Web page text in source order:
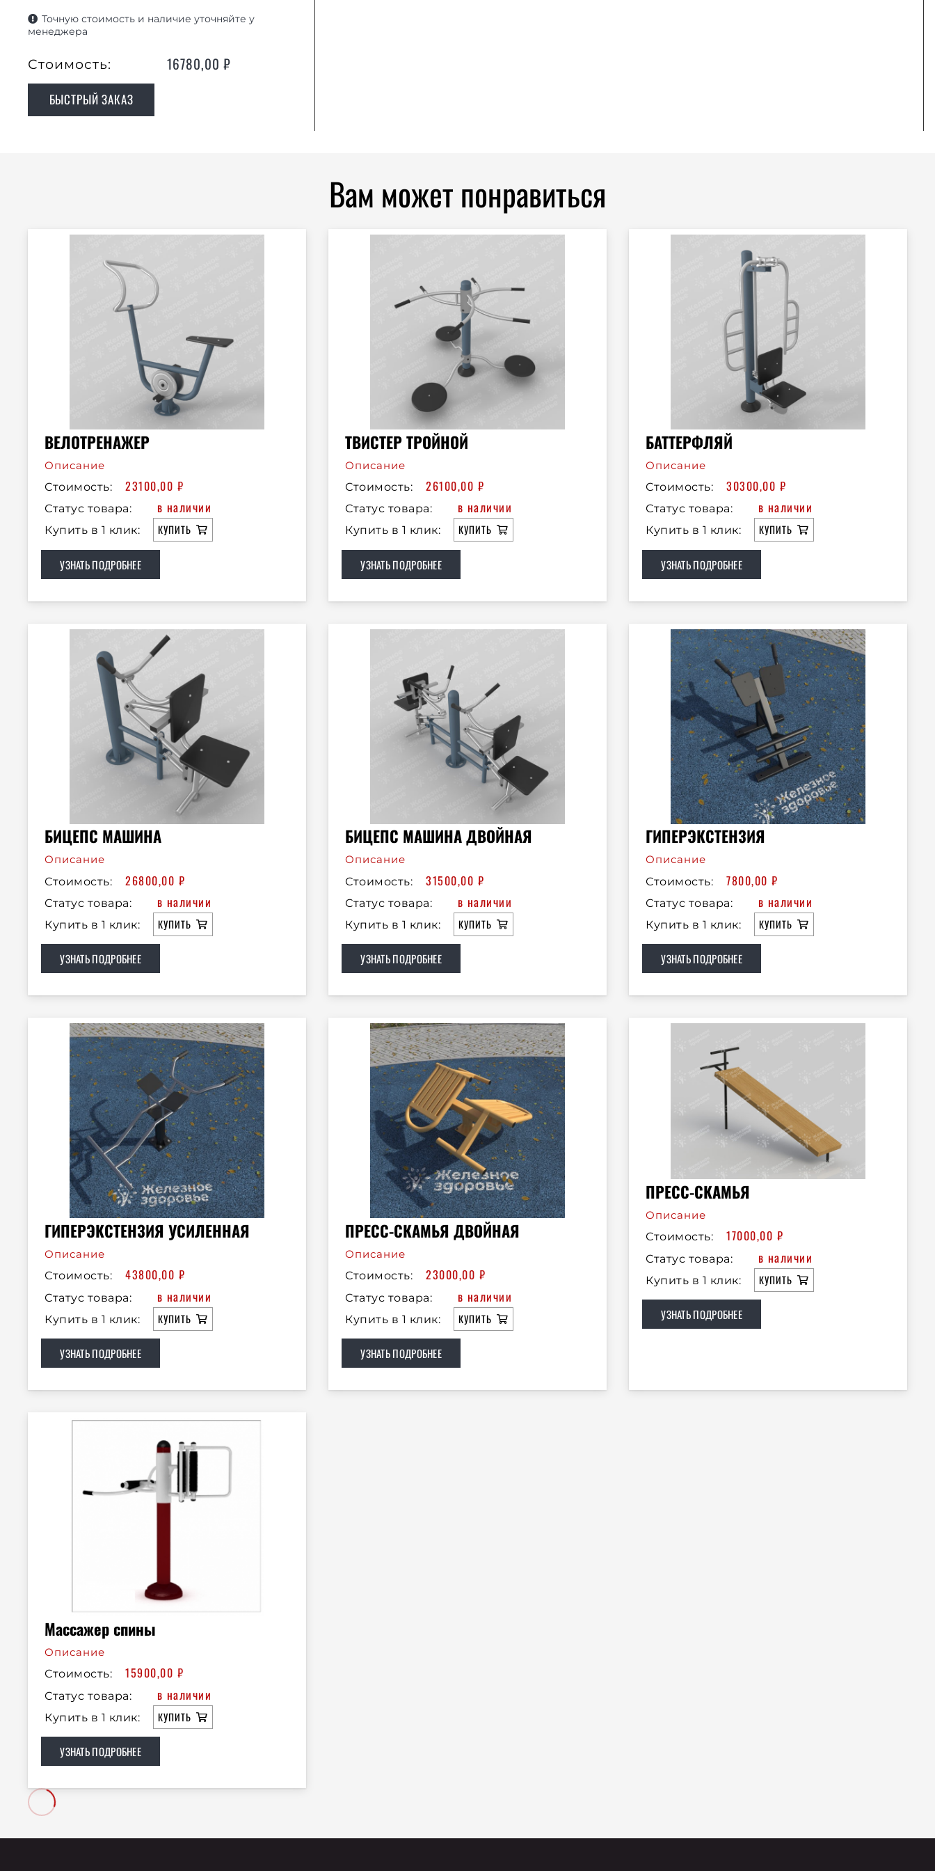
Точную стоимость и наличие уточняйте у
менеджера
Стоимость: 16780,00 ₽
БЫСТРЫЙ ЗАКАЗ
Вам может понравиться
ВЕЛОТРЕНАЖЕР
Описание
Стоимость:
23100,00 ₽
Статус товара: в наличии
Купить в 1 клик: КУПИТЬ
УЗНАТЬ ПОДРОБНЕЕ
ТВИСТЕР ТРОЙНОЙ
Описание
Стоимость:
26100,00 ₽
Статус товара: в наличии
Купить в 1 клик: КУПИТЬ
УЗНАТЬ ПОДРОБНЕЕ
БАТТЕРФЛЯЙ
Описание
Стоимость:
30300,00 ₽
Статус товара: в наличии
Купить в 1 клик: КУПИТЬ
УЗНАТЬ ПОДРОБНЕЕ
БИЦЕПС МАШИНА
Описание
Стоимость:
26800,00 ₽
Статус товара: в наличии
Купить в 1 клик: КУПИТЬ
УЗНАТЬ ПОДРОБНЕЕ
БИЦЕПС МАШИНА ДВОЙНАЯ
Описание
Стоимость:
31500,00 ₽
Статус товара: в наличии
Купить в 1 клик: КУПИТЬ
УЗНАТЬ ПОДРОБНЕЕ
ГИПЕРЭКСТЕНЗИЯ
Описание
Стоимость:
7800,00₽
Статус товара: в наличии
Купить в 1 клик: КУПИТЬ
УЗНАТЬ ПОДРОБНЕЕ
ГИПЕРЭКСТЕНЗИЯ УСИЛЕННАЯ
Описание
Стоимость:
43800,00 ₽
Статус товара: в наличии
Купить в 1 клик: КУПИТЬ
УЗНАТЬ ПОДРОБНЕЕ
ПРЕСС-СКАМЬЯ ДВОЙНАЯ
Описание
Стоимость:
23000,00 ₽
Статус товара: в наличии
Купить в 1 клик: КУПИТЬ
УЗНАТЬ ПОДРОБНЕЕ
ПРЕСС-СКАМЬЯ
Описание
Стоимость:
17000,00 ₽
Статус товара: в наличии
Купить в 1 клик: КУПИТЬ
УЗНАТЬ ПОДРОБНЕЕ
Массажер спины
Описание
Стоимость:
15900,00 ₽
Статус товара: в наличии
Купить в 1 клик: КУПИТЬ
УЗНАТЬ ПОДРОБНЕЕ